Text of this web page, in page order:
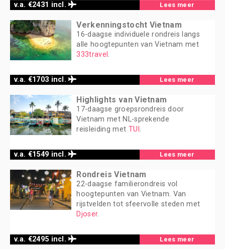
v.a. €2431 incl. Lees meer
v.a. €1703 incl.
Verkenningstocht Vietnam
16-daagse individuele rondreis langs
alle hoogtepunten van Vietnam met
333travel.
Lees meer
v.a. €1549 incl.
Highlights van Vietnam
17-daagse groepsrondreis door
Vietnam met NL-sprekende
reisleiding met TUI.
Lees meer
v.a. €2495 incl.
Rondreis Vietnam
22-daagse familierondreis vol
hoogtepunten van Vietnam. Van
rijstvelden tot sfeervolle steden met
Djoser.
Lees meer